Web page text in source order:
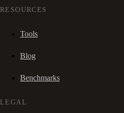
RESOURCES
Tools
Blog
Benchmarks
LEGAL